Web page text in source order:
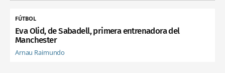
FÚTBOL
Eva Olid, de Sabadell, primera entrenadora del
Manchester
Arnau Raimundo